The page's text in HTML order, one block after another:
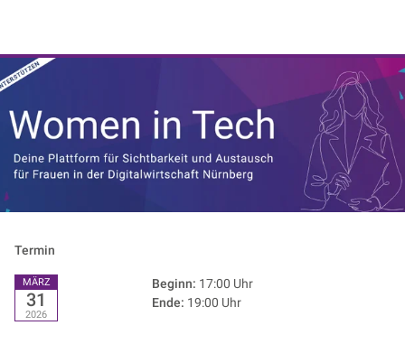
Termin
MÄRZ
31
2026
Beginn: 17:00 Uhr
Ende: 19:00 Uhr